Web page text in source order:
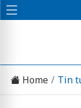
Home Tin